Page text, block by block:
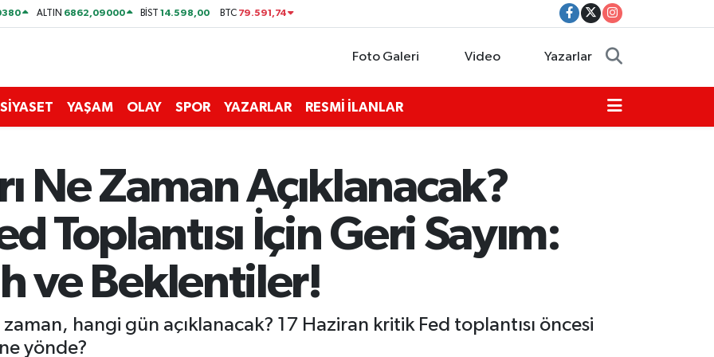
ALTIN 6862,09000 BİST14.598,00 BTC 79.591,74
Foto Galeri Video Yazarlar
SİYASET YAŞAM OLAY SPOR YAZARLAR RESMİ İLANLAR
Ne Zaman Açıklanacak?
Toplantısı İçin Geri Sayım:
ve Beklentiler!
hangi gün açıklanacak? 17 Haziran kritik Fed toplantısı öncesi
yönde?